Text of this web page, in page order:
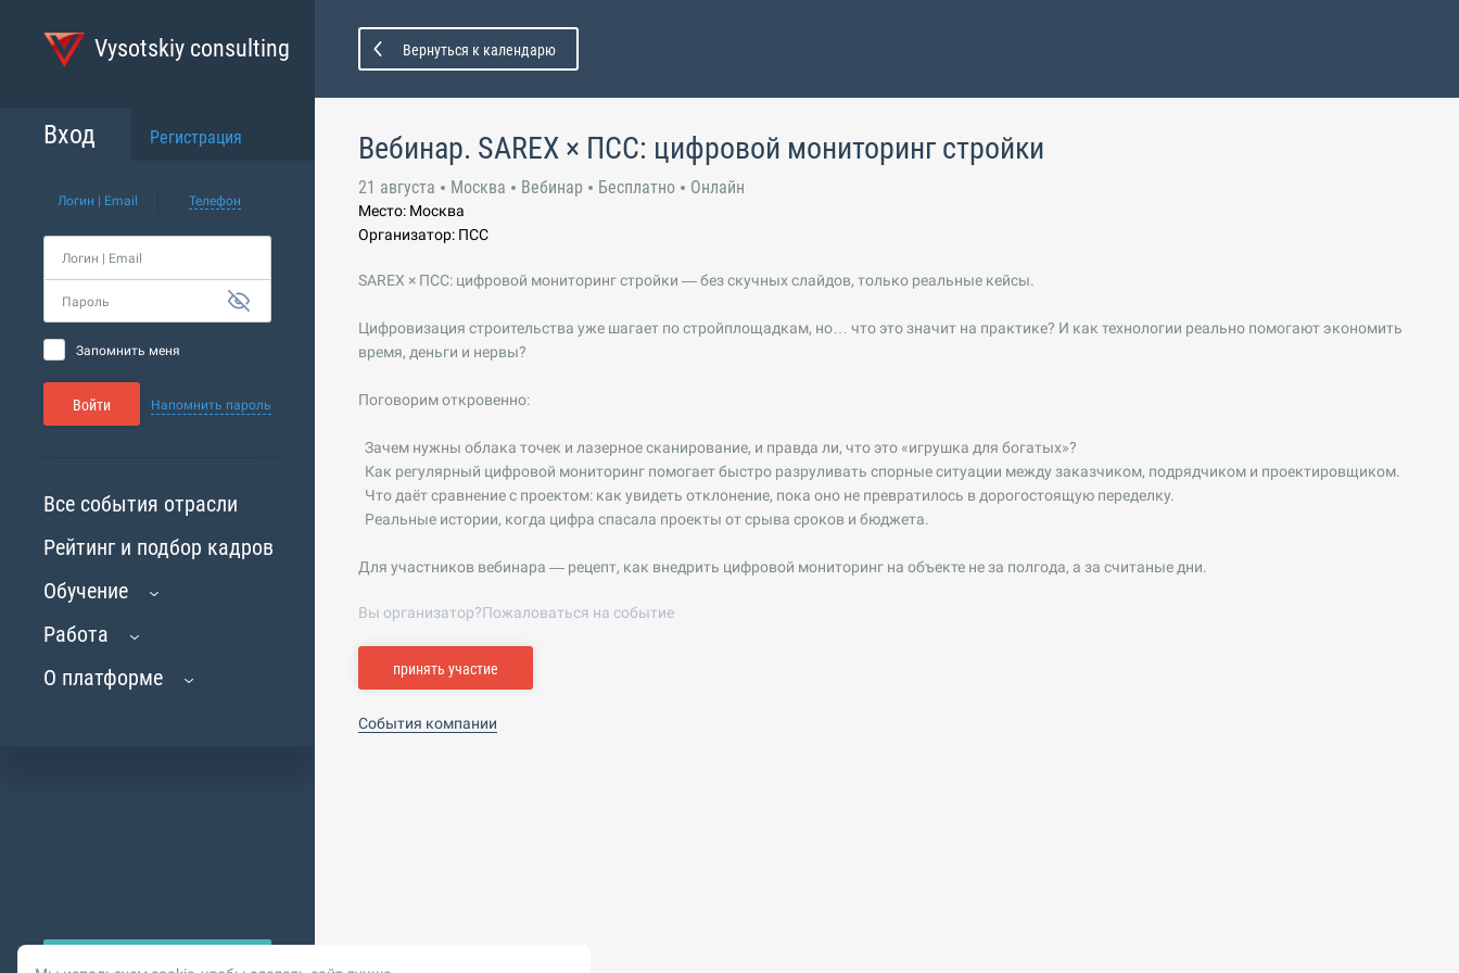
Vysotskiy consulting
Вход Регистрация
Логин | Email Телефон
Логин | Email
Пароль
Запомнить меня
Войти Напомнить пароль
Все события отрасли
Рейтинг и подбор кадров
Обучение
Работа
О платформе
Вернуться к календарю
Вебинар. SAREX × ПСС: цифровой мониторинг стройки
21 августа Москва Вебинар Бесплатно Онлайн
Место: Москва
Организатор: ПСС
SAREX × ПСС: цифровой мониторинг стройки — без скучных слайдов, только реальные кейсы.
Цифровизация строительства уже шагает по стройплощадкам, но… что это значит на практике? И как технологии реально помогают экономить
время, деньги и нервы?
Поговорим откровенно:
Зачем нужны облака точек и лазерное сканирование, и правда ли, что это «игрушка для богатых»?
Как регулярный цифровой мониторинг помогает быстро разруливать спорные ситуации между заказчиком, подрядчиком и проектировщиком.
Что даёт сравнение с проектом: как увидеть отклонение, пока оно не превратилось в дорогостоящую переделку.
Реальные истории, когда цифра спасала проекты от срыва сроков и бюджета.
Для участников вебинара — рецепт, как внедрить цифровой мониторинг на объекте не за полгода, а за считаные дни.
Вы организатор?Пожаловаться на событие
принять участие
События компании